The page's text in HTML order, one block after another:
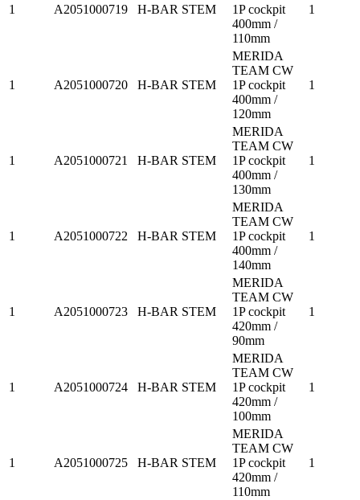
1 A2051000719 H-BAR STEM
1P cockpit
400mm /
110mm
1
1 A2051000720 H-BAR STEM
MERIDA
TEAM CW
1P cockpit
400mm /
120mm
1
1 A2051000721 H-BAR STEM
MERIDA
TEAM CW
1P cockpit
400mm /
130mm
1
1 A2051000722 H-BAR STEM
MERIDA
TEAM CW
1P cockpit
400mm /
140mm
1
1 A2051000723 H-BAR STEM
MERIDA
TEAM CW
1P cockpit
420mm /
90mm
1
1 A2051000724 H-BAR STEM
MERIDA
TEAM CW
1P cockpit
420mm /
100mm
1
1 A2051000725 H-BAR STEM
MERIDA
TEAM CW
1P cockpit
420mm /
110mm
1